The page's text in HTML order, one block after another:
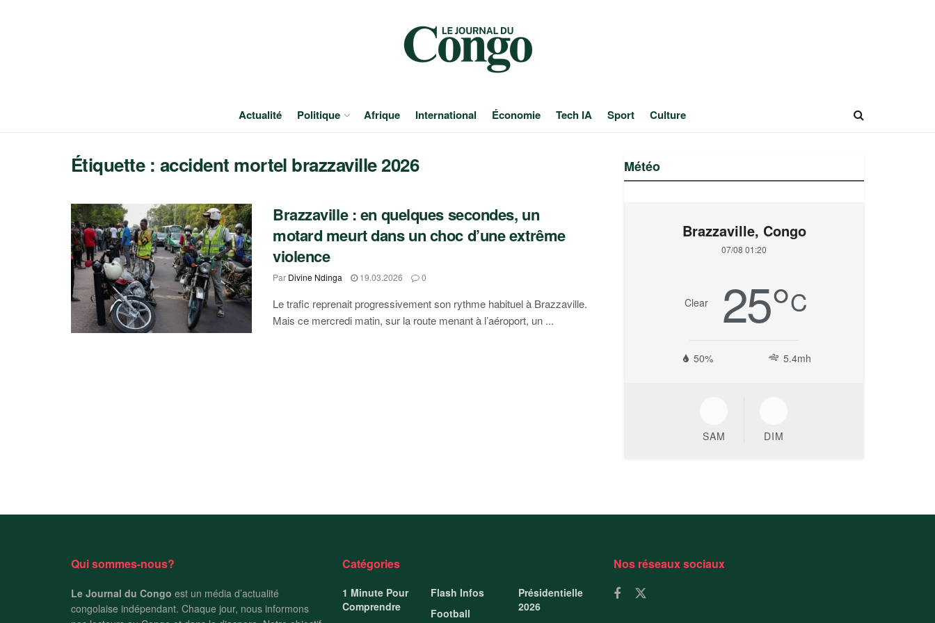
Actualité Politique Afrique International Économie Tech IA Sport Culture
Étiquette : accident mortel brazzaville 2026
Brazzaville : en quelques secondes, un
motard meurt dans un choc d’une extrême
violence
Par Divine Ndinga 19.03.2026 0
Le trafic reprenait progressivement son rythme habituel à Brazzaville.
Mais ce mercredi matin, sur la route menant à l’aéroport, un ...
Météo
Brazzaville, Congo
07/08 01:20
Clear 25°C
50% 5.4mh
SAM DIM
Qui sommes-nous?
Le Journal du Congo est un média d’actualité
congolaise indépendant. Chaque jour, nous informons
Catégories
1 Minute Pour
Comprendre
Flash Infos
Football
Présidentielle
2026
Nos réseaux sociaux